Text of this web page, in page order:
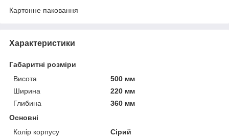
Картонне паковання
Характеристики
Габаритні розміри
Висота
500 мм
Ширина
220 мм
Глибина
360 мм
Основні
Колір корпусу
Сірий